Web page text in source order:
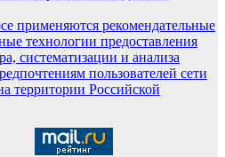
применяются рекомендательные
технологии предоставления
систематизации и анализа
пользователей сети
территории Российской